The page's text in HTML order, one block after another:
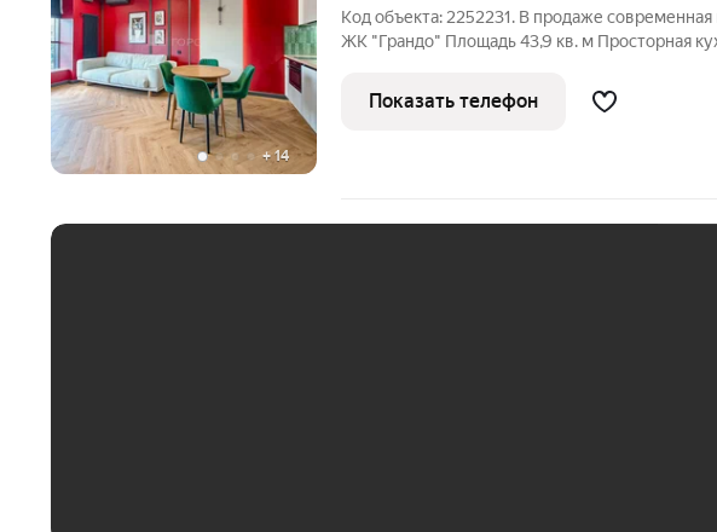
+ 14
Код объекта: 2252231. В продаже современная
ЖК "Грандо" Площадь 43,9 кв. м Просторная
оборудованная системой хранения 2,2 кв.м
Показать телефон